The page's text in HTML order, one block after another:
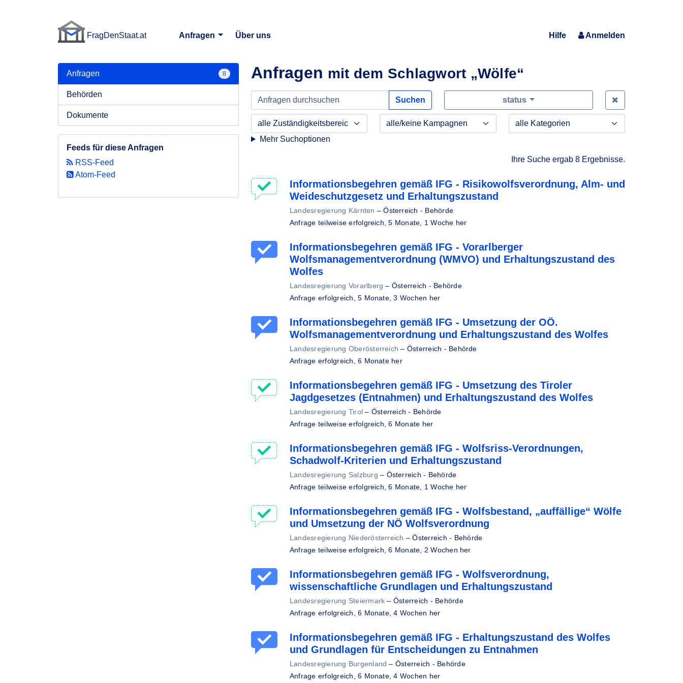
FragDenStaat.at
Anfragen
Über uns Hilfe Anmelden
Anfragen mit dem Schlagwort „Wölfe“
Suchen status
Mehr Suchoptionen
Ihre Suche ergab 8 Ergebnisse.
Informationsbegehren gemäß IFG - Risikowolfsverordnung, Alm- und
Weideschutzgesetz und Erhaltungszustand
Landesregierung Kärnten –Österreich - Behörde
Anfrage teilweise erfolgreich,5 Monate, 1 Woche her
Informationsbegehren gemäß IFG - Vorarlberger
Wolfsmanagementverordnung (WMVO) und Erhaltungszustand des
Wolfes
Landesregierung Vorarlberg – Österreich - Behörde
Anfrage erfolgreich,5 Monate, 3 Wochen her
Informationsbegehren gemäß IFG - Umsetzung der OÖ.
Wolfsmanagementverordnung und Erhaltungszustand des Wolfes
Landesregierung Oberösterreich – Österreich - Behörde
Anfrage erfolgreich,6 Monate her
Informationsbegehren gemäß IFG - Umsetzung des Tiroler
Jagdgesetzes (Entnahmen) und Erhaltungszustand des Wolfes
Landesregierung Tirol – Österreich - Behörde
Anfrage teilweise erfolgreich,6 Monate her
Informationsbegehren gemäß IFG - Wolfsriss-Verordnungen,
Schadwolf-Kriterien und Erhaltungszustand
Landesregierung Salzburg – Österreich - Behörde
Anfrage teilweise erfolgreich,6 Monate, 1 Woche her
Informationsbegehren gemäß IFG - Wolfsbestand, „auffällige“ Wölfe
und Umsetzung der NÖ Wolfsverordnung
Landesregierung Niederösterreich –Österreich - Behörde
Anfrage teilweise erfolgreich,6 Monate, 2 Wochen her
Informationsbegehren gemäß IFG - Wolfsverordnung,
wissenschaftliche Grundlagen und Erhaltungszustand
Landesregierung Steiermark – Österreich - Behörde
Anfrage erfolgreich,6 Monate, 4 Wochen her
Informationsbegehren gemäß IFG - Erhaltungszustand des Wolfes
und Grundlagen für Entscheidungen zu Entnahmen
Landesregierung Burgenland – Österreich - Behörde
Anfrage erfolgreich,6 Monate, 4 Wochen her
Anfragen 8
Behörden
Dokumente
Feeds für diese Anfragen
RSS-Feed
Atom-Feed